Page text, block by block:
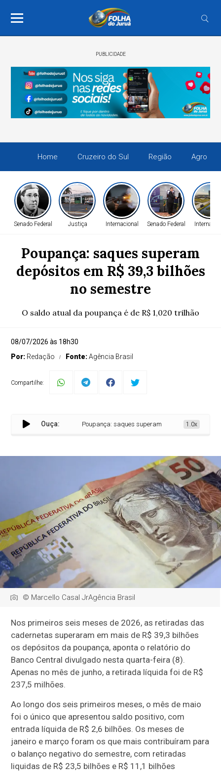
PUBLICIDADE
Home Cruzeiro do Sul Região Agro
Senado Federal Justiça Internacional Senado Federal
Poupança: saques superam
depósitos em R$ 39,3 bilhões
no semestre
O saldo atual da poupança é de R$ 1,020 trilhão
08/07/2026 às 18h30
Por: Redação Fonte:Agência Brasil
Compartilhe:
Ouça: Poupança: saques superam depósitos em R$ 39,3
1.0x
© Marcello Casal JrAgência Brasil
Nos primeiros seis meses de 2026, as retiradas das
cadernetas superaram em mais de R$ 39,3 bilhões
os depósitos da poupança, aponta o relatório do
Banco Central divulgado nesta quarta-feira (8).
Apenas no mês de junho, a retirada líquida foi de R$
237,5 milhões.
Ao longo dos seis primeiros meses, o mês de maio
foi o único que apresentou saldo positivo, com
entrada líquida de R$ 2,6 bilhões. Os meses de
janeiro e março foram os que mais contribuíram para
o balanço negativo do semestre, com retiradas
liquidas de R$ 23,5 bilhões e R$ 11,1 bilhões